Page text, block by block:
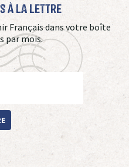
à La Lettre
Français dans votre boîte
par mois.